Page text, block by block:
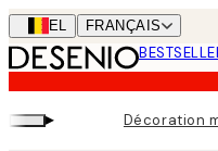
Skip
to
main
content.
BEL FRANÇAIS
▸ Décoration